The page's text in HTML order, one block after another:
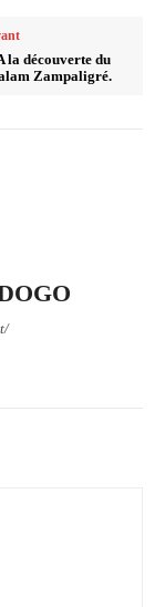
la découverte du
Zampaligré.